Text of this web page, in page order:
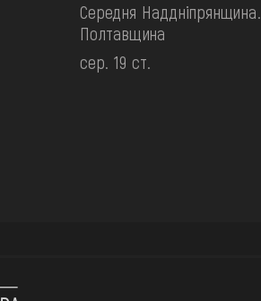
Середня Наддніпрянщина.
Полтавщина
сер. 19 ст.